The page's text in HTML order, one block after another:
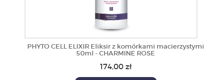
O NAS
PHYTO CELL ELIXIR Eliksir z komórkami macierzystymi
50ml - CHARMINE ROSE
174,00 zł